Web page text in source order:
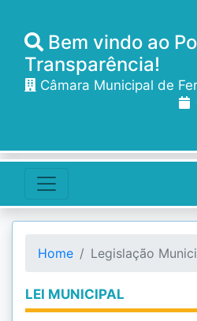
Bem vindo ao
Transparência!
Câmara Municipal de
Home Legislação
LEI MUNICIPAL